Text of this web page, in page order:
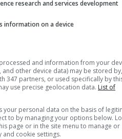
(@ocesacolombia)
research and services development
information on a device
and information from your
other device data) may be stored by,
347 partners, or used specifically by
use precise geolocation data. List of
your personal data on the basis of
to by managing your options below.
page or in the site menu to manage or
and cookie settings.